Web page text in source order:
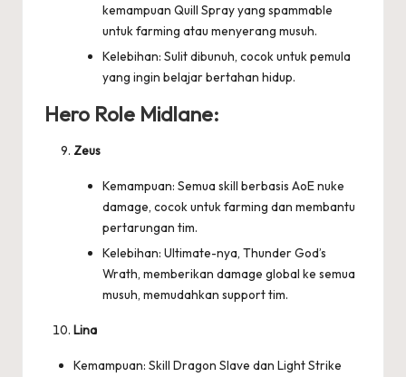
kemampuan Quill Spray yang spammable
untuk farming atau menyerang musuh.
Kelebihan: Sulit dibunuh, cocok untuk pemula
yang ingin belajar bertahan hidup.
Hero Role Midlane:
Zeus
Kemampuan: Semua skill berbasis AoE nuke
damage, cocok untuk farming dan membantu
pertarungan tim.
Kelebihan: Ultimate-nya, Thunder God’s
Wrath, memberikan damage global ke semua
musuh, memudahkan support tim.
Lina
Kemampuan: Skill Dragon Slave dan Light Strike